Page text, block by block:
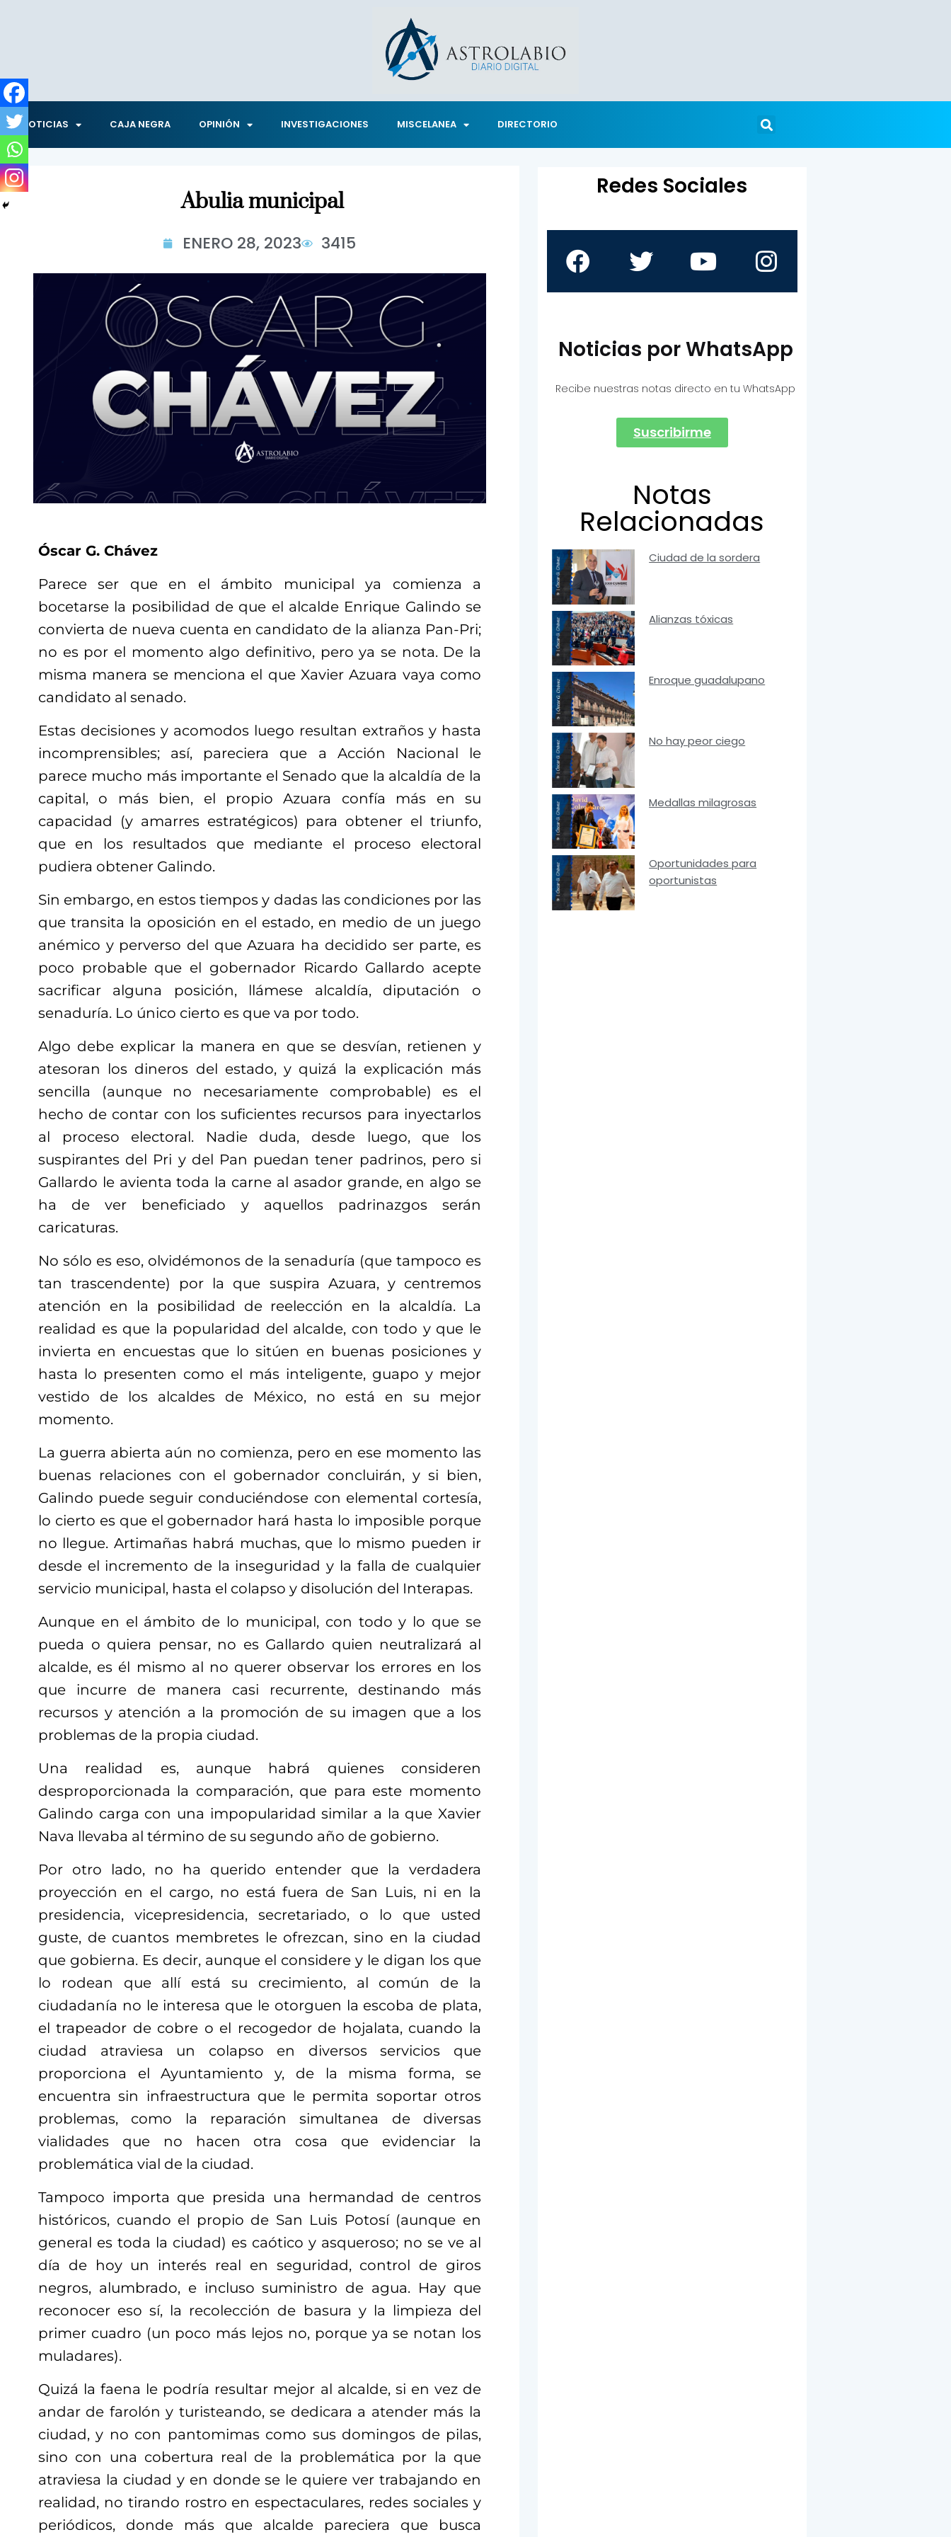
NOTICIAS CAJA NEGRA OPINIÓN INVESTIGACIONES MISCELANEA DIRECTORIO
Abulia municipal
ENERO 28, 2023 3415
Óscar G. Chávez
Parece ser que en el ámbito municipal ya comienza a
bocetarse la posibilidad de que el alcalde Enrique Galindo se
convierta de nueva cuenta en candidato de la alianza Pan-Pri;
no es por el momento algo definitivo, pero ya se nota. De la
misma manera se menciona el que Xavier Azuara vaya como
candidato al senado.
Estas decisiones y acomodos luego resultan extraños y hasta
incomprensibles; así, pareciera que a Acción Nacional le
parece mucho más importante el Senado que la alcaldía de la
capital, o más bien, el propio Azuara confía más en su
capacidad (y amarres estratégicos) para obtener el triunfo,
que en los resultados que mediante el proceso electoral
pudiera obtener Galindo.
Sin embargo, en estos tiempos y dadas las condiciones por las
que transita la oposición en el estado, en medio de un juego
anémico y perverso del que Azuara ha decidido ser parte, es
poco probable que el gobernador Ricardo Gallardo acepte
sacrificar alguna posición, llámese alcaldía, diputación o
senaduría. Lo único cierto es que va por todo.
Algo debe explicar la manera en que se desvían, retienen y
atesoran los dineros del estado, y quizá la explicación más
sencilla (aunque no necesariamente comprobable) es el
hecho de contar con los suficientes recursos para inyectarlos
al proceso electoral. Nadie duda, desde luego, que los
suspirantes del Pri y del Pan puedan tener padrinos, pero si
Gallardo le avienta toda la carne al asador grande, en algo se
ha de ver beneficiado y aquellos padrinazgos serán
caricaturas.
No sólo es eso, olvidémonos de la senaduría (que tampoco es
tan trascendente) por la que suspira Azuara, y centremos
atención en la posibilidad de reelección en la alcaldía. La
realidad es que la popularidad del alcalde, con todo y que le
invierta en encuestas que lo sitúen en buenas posiciones y
hasta lo presenten como el más inteligente, guapo y mejor
vestido de los alcaldes de México, no está en su mejor
momento.
La guerra abierta aún no comienza, pero en ese momento las
buenas relaciones con el gobernador concluirán, y si bien,
Galindo puede seguir conduciéndose con elemental cortesía,
lo cierto es que el gobernador hará hasta lo imposible porque
no llegue. Artimañas habrá muchas, que lo mismo pueden ir
desde el incremento de la inseguridad y la falla de cualquier
servicio municipal, hasta el colapso y disolución del Interapas.
Aunque en el ámbito de lo municipal, con todo y lo que se
pueda o quiera pensar, no es Gallardo quien neutralizará al
alcalde, es él mismo al no querer observar los errores en los
que incurre de manera casi recurrente, destinando más
recursos y atención a la promoción de su imagen que a los
problemas de la propia ciudad.
Una realidad es, aunque habrá quienes consideren
desproporcionada la comparación, que para este momento
Galindo carga con una impopularidad similar a la que Xavier
Nava llevaba al término de su segundo año de gobierno.
Por otro lado, no ha querido entender que la verdadera
proyección en el cargo, no está fuera de San Luis, ni en la
presidencia, vicepresidencia, secretariado, o lo que usted
guste, de cuantos membretes le ofrezcan, sino en la ciudad
que gobierna. Es decir, aunque el considere y le digan los que
lo rodean que allí está su crecimiento, al común de la
ciudadanía no le interesa que le otorguen la escoba de plata,
el trapeador de cobre o el recogedor de hojalata, cuando la
ciudad atraviesa un colapso en diversos servicios que
proporciona el Ayuntamiento y, de la misma forma, se
encuentra sin infraestructura que le permita soportar otros
problemas, como la reparación simultanea de diversas
vialidades que no hacen otra cosa que evidenciar la
problemática vial de la ciudad.
Tampoco importa que presida una hermandad de centros
históricos, cuando el propio de San Luis Potosí (aunque en
general es toda la ciudad) es caótico y asqueroso; no se ve al
día de hoy un interés real en seguridad, control de giros
negros, alumbrado, e incluso suministro de agua. Hay que
reconocer eso sí, la recolección de basura y la limpieza del
primer cuadro (un poco más lejos no, porque ya se notan los
muladares).
Quizá la faena le podría resultar mejor al alcalde, si en vez de
andar de farolón y turisteando, se dedicara a atender más la
ciudad, y no con pantomimas como sus domingos de pilas,
sino con una cobertura real de la problemática por la que
atraviesa la ciudad y en donde se le quiere ver trabajando en
realidad, no tirando rostro en espectaculares, redes sociales y
periódicos, donde más que alcalde pareciera que busca
Redes Sociales
Noticias por WhatsApp
Recibe nuestras notas directo en tu WhatsApp
Suscribirme
Notas
Relacionadas
Ciudad de la sordera
Alianzas tóxicas
Enroque guadalupano
No hay peor ciego
Medallas milagrosas
Oportunidades para
oportunistas